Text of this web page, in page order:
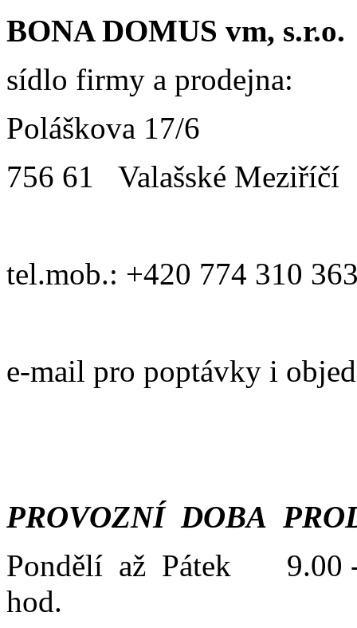
BONA DOMUS vm, s.r.o.
sídlo firmy a prodejna:
Poláškova 17/6
756 61 Valašské Meziříčí
tel.mob.: +420 774 310
e-mail pro poptávky i
PROVOZNÍ DOBA
Pondělí až Pátek 9.00
hod.